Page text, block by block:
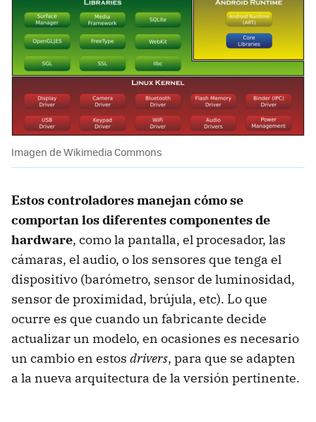
Imagen de Wikimedia Commons
Estos controladores manejan cómo se
comportan los diferentes componentes de
hardware, como la pantalla, el procesador, las
cámaras, el audio, o los sensores que tenga el
dispositivo (barómetro, sensor de luminosidad,
sensor de proximidad, brújula, etc). Lo que
ocurre es que cuando un fabricante decide
actualizar un modelo, en ocasiones es necesario
un cambio en estos drivers, para que se adapten
a la nueva arquitectura de la versión pertinente.